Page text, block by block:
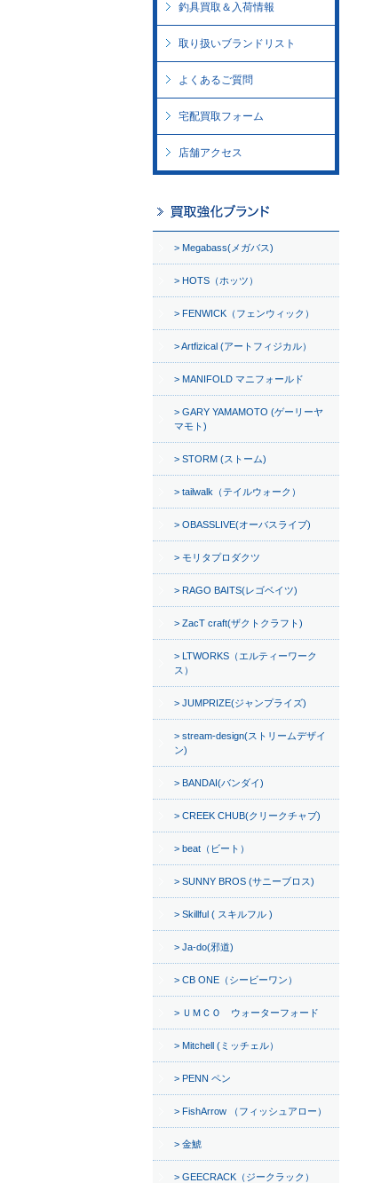
釣具買取＆入荷情報
取り扱いブランドリスト
よくあるご質問
宅配買取フォーム
店舗アクセス
Megabass(メガバス)
HOTS（ホッツ）
FENWICK（フェンウィック）
Artfizical (アートフィジカル）
MANIFOLD マニフォールド
GARY YAMAMOTO (ゲーリーヤ
マモト)
STORM (ストーム)
tailwalk（テイルウォーク）
OBASSLIVE(オーバスライブ)
モリタプロダクツ
RAGO BAITS(レゴベイツ)
ZacT craft(ザクトクラフト)
LTWORKS（エルティーワーク
ス）
JUMPRIZE(ジャンプライズ)
stream-design(ストリームデザイ
ン)
BANDAI(バンダイ)
CREEK CHUB(クリークチャブ)
beat（ビート）
SUNNY BROS (サニーブロス)
Skillful ( スキルフル )
Ja-do(邪道)
CB ONE（シービーワン）
ＵＭＣＯ ウォーターフォード
Mitchell (ミッチェル）
PENN ペン
FishArrow （フィッシュアロー）
金鯱
GEECRACK（ジークラック）